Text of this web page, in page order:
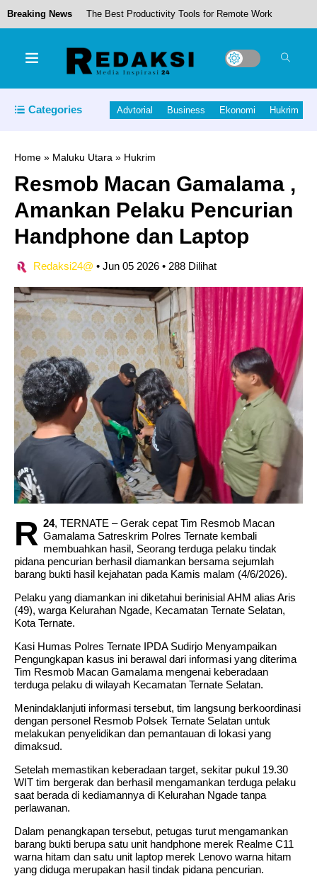
Breaking News The Best Productivity Tools for Remote Work
Launching Logo dan Maskot Porprov V Maluku
Hamas leader killed in Lebanon; IDF withdrawing
some troops from Gaza
DPRD Mulai Bahas KUA – PPAS 2027,Pemda
Halut Usulkan RP.1,08 Triliun.
Paripurna HUT ke-23 Halmahera Utara, DPRD
dan Pemda Tegaskan Komitmen Bangun Daerah
Lebih Maju
Categories Advtorial Business Ekonomi Hukrim
Home » Maluku Utara » Hukrim
Resmob Macan Gamalama ,
Amankan Pelaku Pencurian
Handphone dan Laptop
Redaksi24@ • Jun 05 2026 • 288 Dilihat
R 24, TERNATE – Gerak cepat Tim Resmob Macan
Gamalama Satreskrim Polres Ternate kembali
membuahkan hasil, Seorang terduga pelaku tindak
pidana pencurian berhasil diamankan bersama sejumlah
barang bukti hasil kejahatan pada Kamis malam (4/6/2026).
Pelaku yang diamankan ini diketahui berinisial AHM alias Aris
(49), warga Kelurahan Ngade, Kecamatan Ternate Selatan,
Kota Ternate.
Kasi Humas Polres Ternate IPDA Sudirjo Menyampaikan
Pengungkapan kasus ini berawal dari informasi yang diterima
Tim Resmob Macan Gamalama mengenai keberadaan
terduga pelaku di wilayah Kecamatan Ternate Selatan.
Menindaklanjuti informasi tersebut, tim langsung berkoordinasi
dengan personel Resmob Polsek Ternate Selatan untuk
melakukan penyelidikan dan pemantauan di lokasi yang
dimaksud.
Setelah memastikan keberadaan target, sekitar pukul 19.30
WIT tim bergerak dan berhasil mengamankan terduga pelaku
saat berada di kediamannya di Kelurahan Ngade tanpa
perlawanan.
Dalam penangkapan tersebut, petugas turut mengamankan
barang bukti berupa satu unit handphone merek Realme C11
warna hitam dan satu unit laptop merek Lenovo warna hitam
yang diduga merupakan hasil tindak pidana pencurian.